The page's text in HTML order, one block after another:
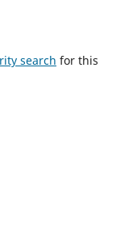
search for this